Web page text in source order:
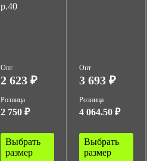
р.40
Опт
2 623 ₽
Розница
2 750 ₽
Выбрать
размер
Опт
3 693 ₽
Розница
4 064.50 ₽
Выбрать
размер